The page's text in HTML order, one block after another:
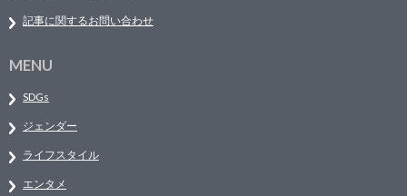
記事に関するお問い合わせ
MENU
SDGs
ジェンダー
ライフスタイル
エンタメ